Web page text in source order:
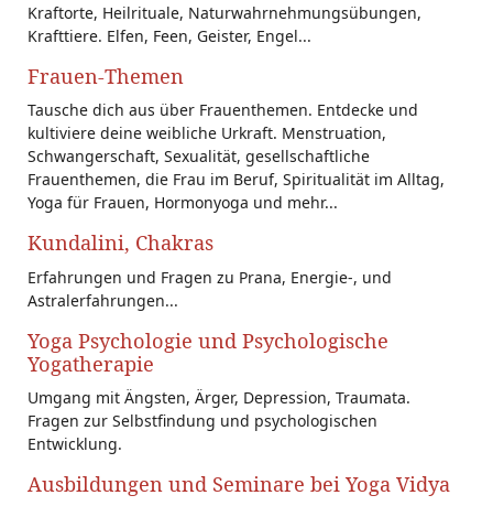
Kraftorte, Heilrituale, Naturwahrnehmungsübungen,
Krafttiere. Elfen, Feen, Geister, Engel...
Frauen-Themen
Tausche dich aus über Frauenthemen. Entdecke und
kultiviere deine weibliche Urkraft. Menstruation,
Schwangerschaft, Sexualität, gesellschaftliche
Frauenthemen, die Frau im Beruf, Spiritualität im Alltag,
Yoga für Frauen, Hormonyoga und mehr...
Kundalini, Chakras
Erfahrungen und Fragen zu Prana, Energie-, und
Astralerfahrungen...
Yoga Psychologie und Psychologische
Yogatherapie
Umgang mit Ängsten, Ärger, Depression, Traumata.
Fragen zur Selbstfindung und psychologischen
Entwicklung.
Ausbildungen und Seminare bei Yoga Vidya